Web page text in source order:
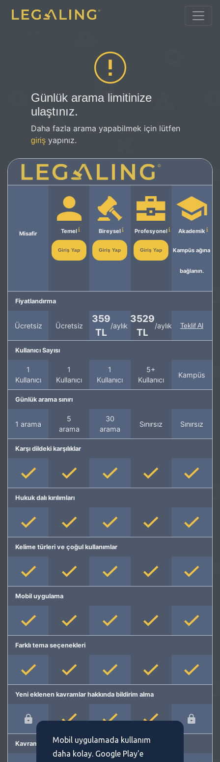
Günlük arama limitinize
ulaştınız.
Daha fazla arama yapabilmek için lütfen
giriş yapınız.
Misafir Temel
Giriş Yap
Bireysel
Giriş Yap
Profesyonel
Giriş Yap
Akademik
Kampüs ağına
bağlanın.
Fiyatlandırma
Ücretsiz Ücretsiz
359
TL
/aylık
3529
TL
/aylık Teklif Al
Kullanıcı Sayısı
1
Kullanıcı
1
Kullanıcı
1
Kullanıcı
5+
Kullanıcı
Kampüs
Günlük arama sınırı
1 arama
5
arama
30
arama
Sınırsız Sınırsız
Karşı dildeki karşılıklar
Hukuk dalı kırılımları
Kelime türleri ve çoğul kullanımlar
Mobil uygulama
Farklı tema seçenekleri
Yeni eklenen kavramlar hakkında bildirim alma
Kavram önermeMobil uygulamada kullanım
daha kolay. Google Play'e